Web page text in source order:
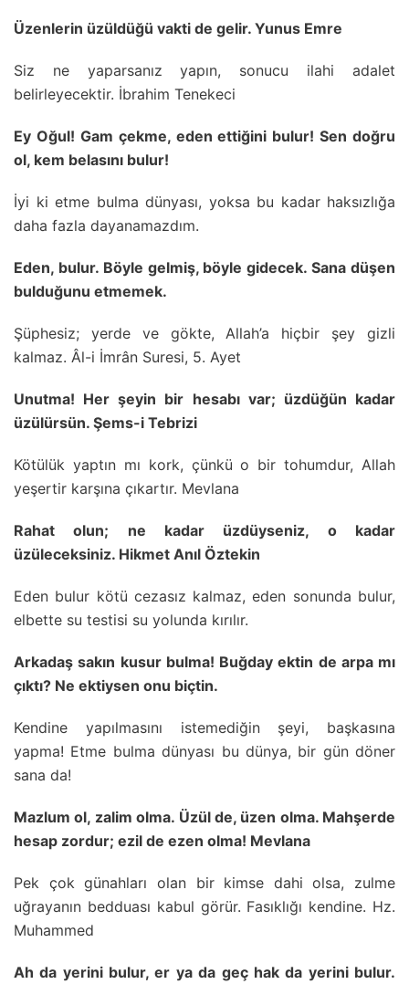
Üzenlerin üzüldüğü vakti de gelir. Yunus Emre
Siz ne yaparsanız yapın, sonucu ilahi adalet
belirleyecektir. İbrahim Tenekeci
Ey Oğul! Gam çekme, eden ettiğini bulur! Sen doğru
ol, kem belasını bulur!
İyi ki etme bulma dünyası, yoksa bu kadar haksızlığa
daha fazla dayanamazdım.
Eden, bulur. Böyle gelmiş, böyle gidecek. Sana düşen
bulduğunu etmemek.
Şüphesiz; yerde ve gökte, Allah’a hiçbir şey gizli
kalmaz. Âl-i İmrân Suresi, 5. Ayet
Unutma! Her şeyin bir hesabı var; üzdüğün kadar
üzülürsün. Şems-i Tebrizi
Kötülük yaptın mı kork, çünkü o bir tohumdur, Allah
yeşertir karşına çıkartır. Mevlana
Rahat olun; ne kadar üzdüyseniz, o kadar
üzüleceksiniz. Hikmet Anıl Öztekin
Eden bulur kötü cezasız kalmaz, eden sonunda bulur,
elbette su testisi su yolunda kırılır.
Arkadaş sakın kusur bulma! Buğday ektin de arpa mı
çıktı? Ne ektiysen onu biçtin.
Kendine yapılmasını istemediğin şeyi, başkasına
yapma! Etme bulma dünyası bu dünya, bir gün döner
sana da!
Mazlum ol, zalim olma. Üzül de, üzen olma. Mahşerde
hesap zordur; ezil de ezen olma! Mevlana
Pek çok günahları olan bir kimse dahi olsa, zulme
uğrayanın bedduası kabul görür. Fasıklığı kendine. Hz.
Muhammed
Ah da yerini bulur, er ya da geç hak da yerini bulur.